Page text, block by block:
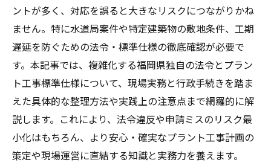
ントが多く、対応を誤ると大きなリスクにつながりかね
ません。特に水道局案件や特定建築物の敷地条件、工期
遅延を防ぐための法令・標準仕様の徹底確認が必要で
す。本記事では、複雑化する福岡県独自の法令とプラン
ト工事標準仕様について、現場実務と行政手続きを踏ま
えた具体的な整理方法や実践上の注意点まで網羅的に解
説します。これにより、法令違反や申請ミスのリスク最
小化はもちろん、より安心・確実なプラント工事計画の
策定や現場運営に直結する知識と実務力を養えます。